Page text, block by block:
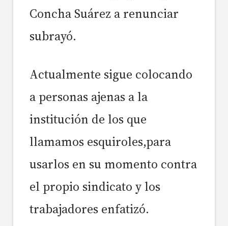
Concha Suárez a renunciar
subrayó.
Actualmente sigue colocando
a personas ajenas a la
institución de los que
llamamos esquiroles,para
usarlos en su momento contra
el propio sindicato y los
trabajadores enfatizó.